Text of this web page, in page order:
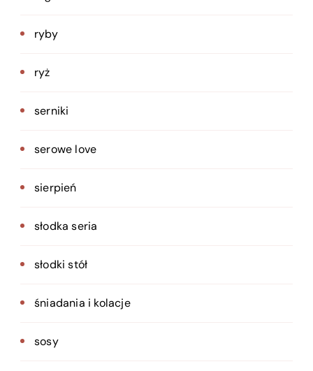
ryby
ryż
serniki
serowe love
sierpień
słodka seria
słodki stół
śniadania i kolacje
sosy